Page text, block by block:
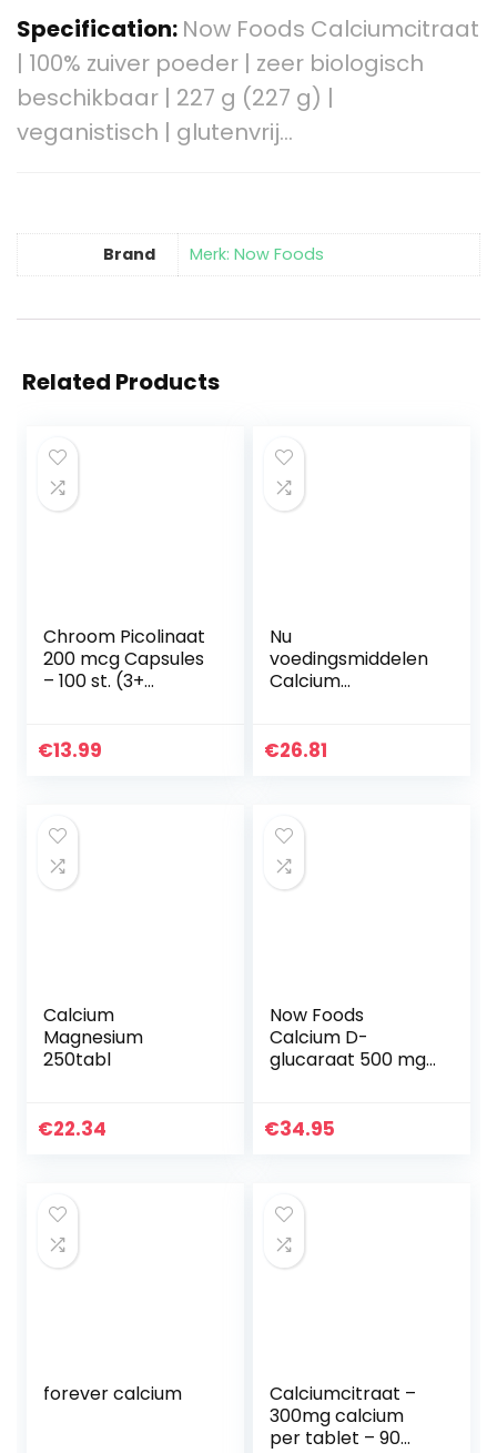
Specification: Now Foods Calciumcitraat
| 100% zuiver poeder | zeer biologisch
beschikbaar | 227 g (227 g) |
veganistisch | glutenvrij…
Brand Merk: Now Foods
Related Products
Chroom Picolinaat
200 mcg Capsules
– 100 st. (3+
Snelle
€13.99
Nu
voedingsmiddelen
Calcium
Vegetarische
€26.81
Calcium
Magnesium
250tabl
€22.34
Now Foods
Calcium D-
glucaraat 500 mg,
glutenvrij, sojafvrij,
€34.95
forever calcium
Calciumcitraat –
300mg calcium
per tablet – 90